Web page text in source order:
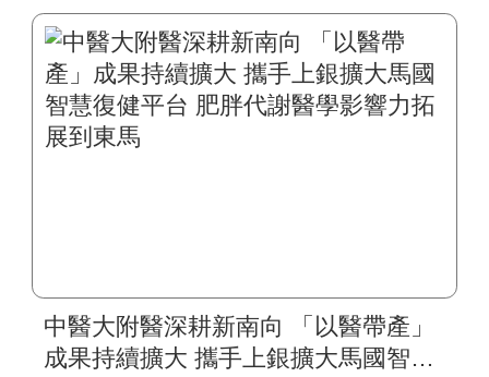
中醫大附醫深耕新南向 「以醫帶產」
成果持續擴大 攜手上銀擴大馬國智慧